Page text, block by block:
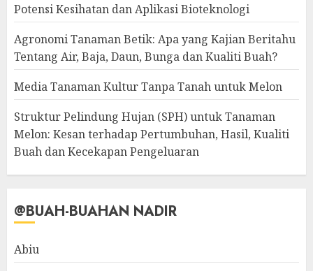
Potensi Kesihatan dan Aplikasi Bioteknologi
Agronomi Tanaman Betik: Apa yang Kajian Beritahu
Tentang Air, Baja, Daun, Bunga dan Kualiti Buah?
Media Tanaman Kultur Tanpa Tanah untuk Melon
Struktur Pelindung Hujan (SPH) untuk Tanaman
Melon: Kesan terhadap Pertumbuhan, Hasil, Kualiti
Buah dan Kecekapan Pengeluaran
@BUAH-BUAHAN NADIR
Abiu